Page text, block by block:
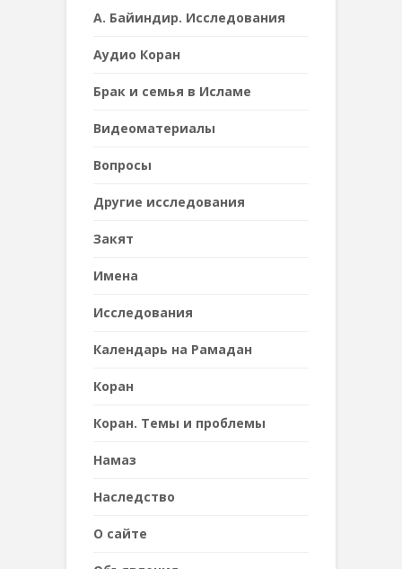
А. Байиндир. Исследования
Аудио Коран
Брак и семья в Исламе
Видеоматериалы
Вопросы
Другие исследования
Закят
Имена
Исследования
Календарь на Рамадан
Коран
Коран. Темы и проблемы
Намаз
Наследствo
О сайте